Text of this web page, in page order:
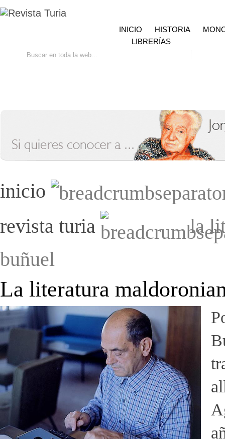
INICIO HISTORIA
LIBRERÍAS
inicio
revista turia
la
buñuel
La literatura